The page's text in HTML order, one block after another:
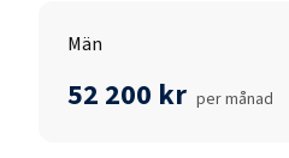
Män
52 200 kr per månad